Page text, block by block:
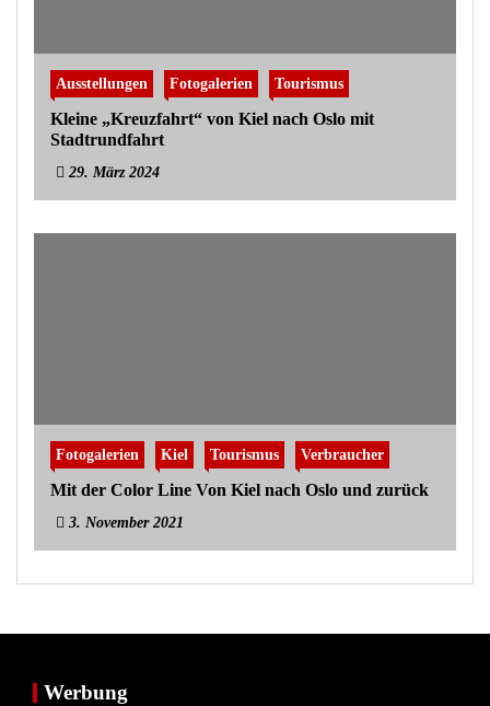
Ausstellungen Fotogalerien Tourismus
Kleine „Kreuzfahrt“ von Kiel nach Oslo mit
Stadtrundfahrt
29. März 2024
Fotogalerien Kiel Tourismus Verbraucher
Mit der Color Line Von Kiel nach Oslo und zurück
3. November 2021
Werbung